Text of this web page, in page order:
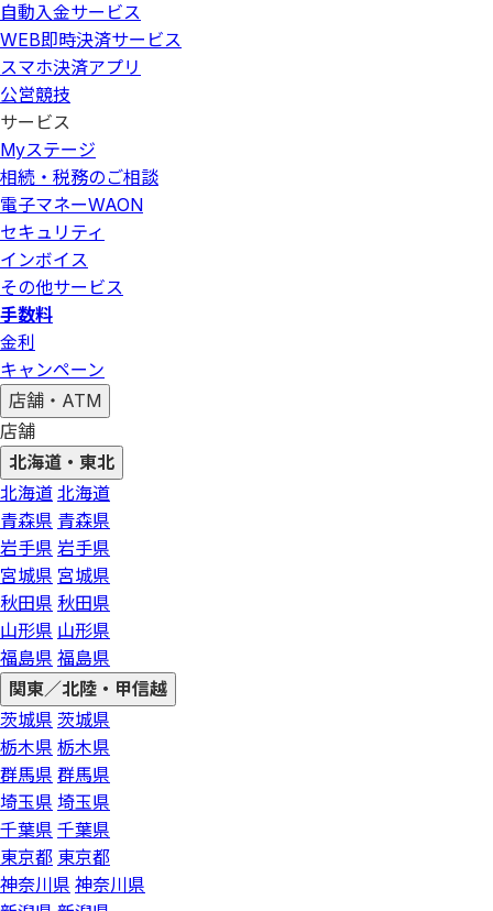
自動入金サービス
WEB即時決済サービス
スマホ決済アプリ
公営競技
サービス
Myステージ
相続・税務のご相談
電子マネーWAON
セキュリティ
インボイス
その他サービス
手数料
金利
キャンペーン
店舗・ATM
店舗
北海道・東北
北海道 北海道
青森県 青森県
岩手県 岩手県
宮城県 宮城県
秋田県 秋田県
山形県 山形県
福島県 福島県
関東／北陸・甲信越
茨城県 茨城県
栃木県 栃木県
群馬県 群馬県
埼玉県 埼玉県
千葉県 千葉県
東京都 東京都
神奈川県 神奈川県